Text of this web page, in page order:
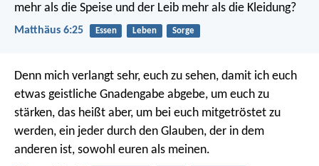
mehr als die Speise und der Leib mehr als die Kleidung?
Matthäus 6:25 Essen Leben Sorge
Denn mich verlangt sehr, euch zu sehen, damit ich euch
etwas geistliche Gnadengabe abgebe, um euch zu
stärken, das heißt aber, um bei euch mitgetröstet zu
werden, ein jeder durch den Glauben, der in dem
anderen ist, sowohl euren als meinen.